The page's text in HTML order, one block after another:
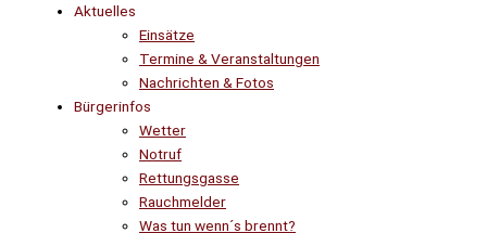
Aktuelles
Einsätze
Termine & Veranstaltungen
Nachrichten & Fotos
Bürgerinfos
Wetter
Notruf
Rettungsgasse
Rauchmelder
Was tun wenn´s brennt?